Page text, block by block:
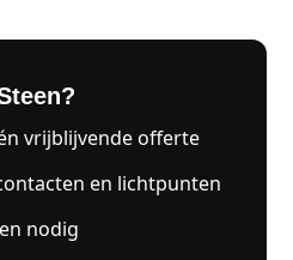
vrijblijvende offerte
en lichtpunten
nodig